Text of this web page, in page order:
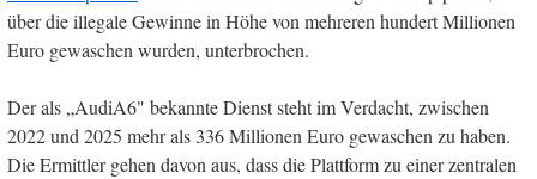
über die illegale Gewinne in Höhe von mehreren hundert Millionen
Euro gewaschen wurden, unterbrochen.
Der als „AudiA6" bekannte Dienst steht im Verdacht, zwischen
2022 und 2025 mehr als 336 Millionen Euro gewaschen zu haben.
Die Ermittler gehen davon aus, dass die Plattform zu einer zentralen